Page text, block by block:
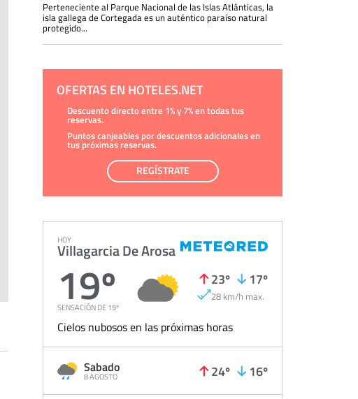
Perteneciente al Parque Nacional de las Islas Atlánticas, la
isla gallega de Cortegada es un auténtico paraíso natural
protegido...
OFERTAS EN HOTELES.NET
Descuento directo entre 1% y 7% en todas tus
reservas.
Puntos canjeables por descuentos adicionales en
tus próximas reservas.
REGÍSTRATE
HOY
Villagarcia De Arosa
19º
SENSACIÓN DE 19º
23º 17º
28 km/h max.
Cielos nubosos en las próximas horas
Sabado
8 AGOSTO 24º 16º